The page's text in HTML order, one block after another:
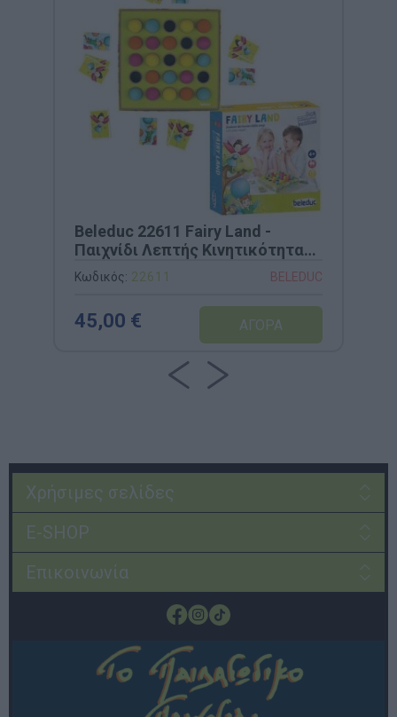
Beleduc 22611 Fairy Land -
Παιχνίδι Λεπτής Κινητικότητας
& Ενδυνάμωσης Δακτύλων
Κωδικός: 22611 BELEDUC
45,00 €
Χρήσιμες σελίδες
E-SHOP
Επικοινωνία